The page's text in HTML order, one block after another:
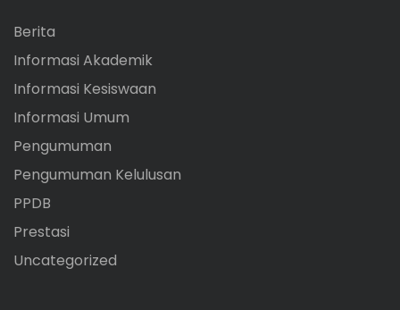
Berita
Informasi Akademik
Informasi Kesiswaan
Informasi Umum
Pengumuman
Pengumuman Kelulusan
PPDB
Prestasi
Uncategorized